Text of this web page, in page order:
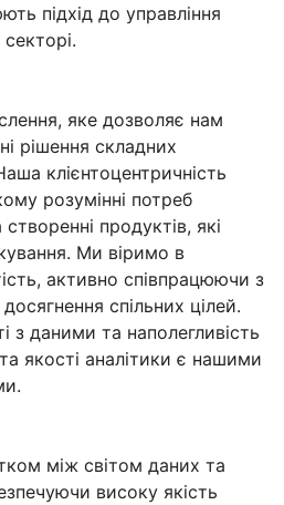
підхід до управління
яке дозволяє нам
рішення складних
клієнтоцентричність
розумінні потреб
продуктів, які
Ми віримо в
активно співпрацюючи з
спільних цілей.
з даними та наполегливість
якості аналітики є нашими
між світом даних та
високу якість